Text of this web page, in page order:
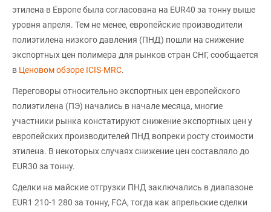
этилена в Европе была согласована на EUR40 за тонну выше
уровня апреля. Тем не менее, европейские производители
полиэтилена низкого давления (ПНД) пошли на снижение
экспортных цен полимера для рынков стран СНГ, сообщается
в Ценовом обзоре ICIS-MRC.
Переговоры относительно экспортных цен европейского
полиэтилена (ПЭ) начались в начале месяца, многие
участники рынка констатируют снижение экспортных цен у
европейских производителей ПНД вопреки росту стоимости
этилена. В некоторых случаях снижение цен составляло до
EUR30 за тонну.
Сделки на майские отгрузки ПНД заключались в диапазоне
EUR1 210-1 280 за тонну, FCA, тогда как апрельские сделки